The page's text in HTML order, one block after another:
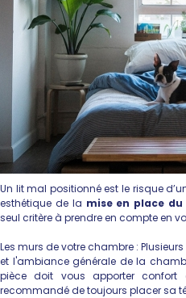
Un lit mal positionné est le risque
esthétique de la mise en place
seul critère à prendre en compte en
Les murs de votre chambre :
et l'ambiance générale de la
pièce doit vous apporter confort
recommandé de toujours placer sa